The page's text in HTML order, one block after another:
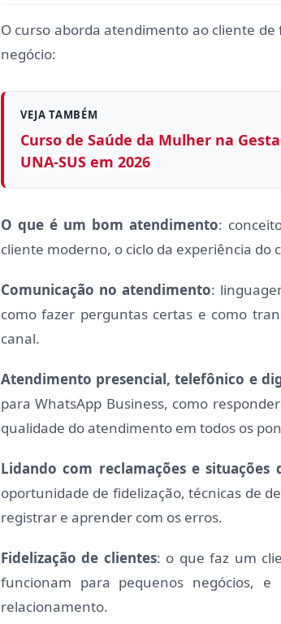
O curso aborda atendimento ao cliente
negócio:
VEJA TAMBÉM
Curso de Saúde da Mulher na
UNA-SUS em 2026
O que é um bom atendimento:
cliente moderno, o ciclo da experiência
Comunicação no atendimento:
como fazer perguntas certas e como
canal.
Atendimento presencial, telefônico e
para WhatsApp Business, como
qualidade do atendimento em todos os
Lidando com reclamações e situações
oportunidade de fidelização, técnicas de
registrar e aprender com os erros.
Fidelização de clientes: o que faz um
funcionam para pequenos negócios,
relacionamento.